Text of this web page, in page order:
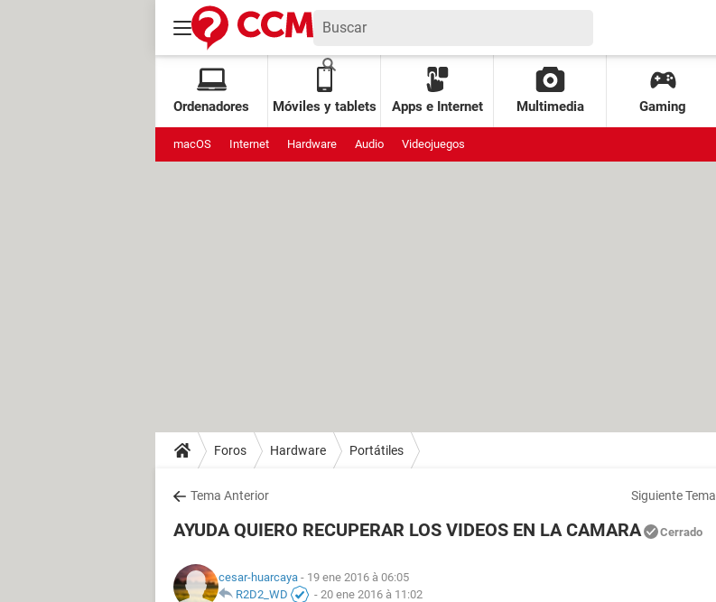
Ordenadores Móviles y tablets Apps e Internet Multimedia Gaming
macOS Internet Hardware Audio Videojuegos
Foros Hardware Portátiles
Tema Anterior Siguiente Tema
AYUDA QUIERO RECUPERAR LOS VIDEOS EN LA CAMARA Cerrado
cesar-huarcaya - 19 ene 2016 à 06:05
R2D2_WD
- 20 ene 2016 à 11:02